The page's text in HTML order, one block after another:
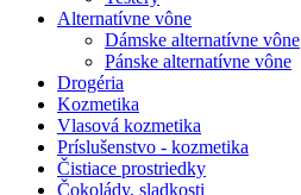
Alternatívne vône
Dámske alternatívne vône
Pánske alternatívne vône
Drogéria
Kozmetika
Vlasová kozmetika
Príslušenstvo - kozmetika
Čistiace prostriedky
Čokolády, sladkosti